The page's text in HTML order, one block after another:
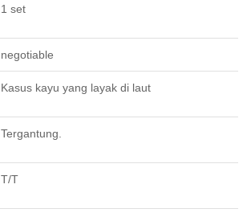
1 set
negotiable
Kasus kayu yang layak di laut
Tergantung.
T/T